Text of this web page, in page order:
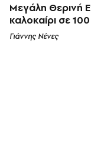
Μεγάλη Θερινή
καλοκαίρι σε 100
Γιάννης Νένες